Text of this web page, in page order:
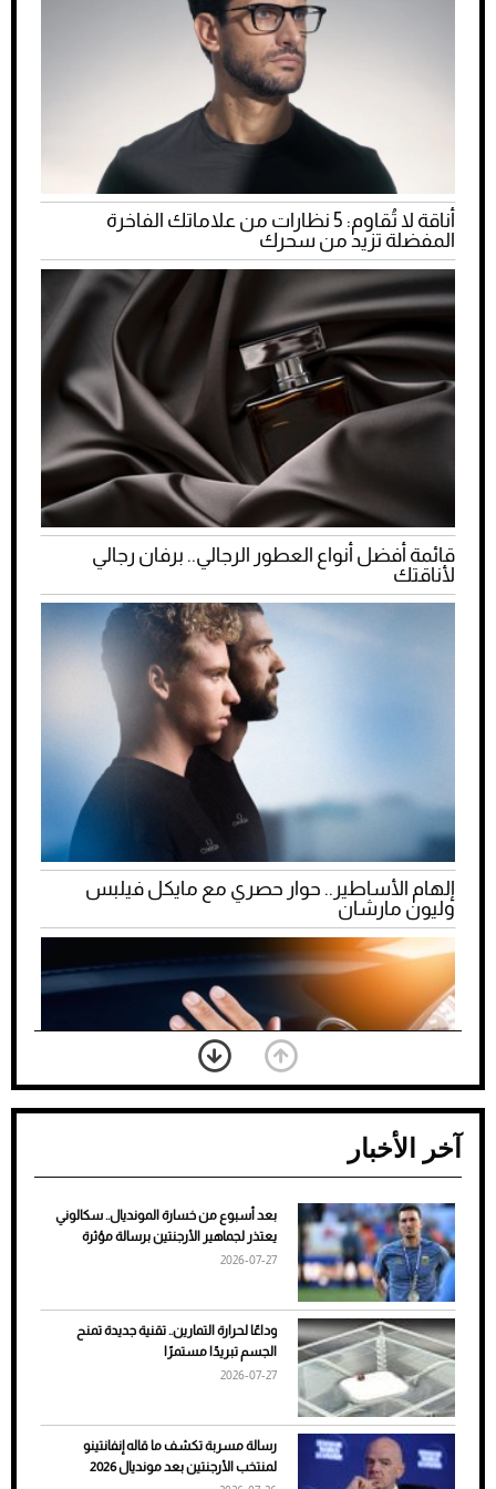
أناقة لا تُقاوم: 5 نظارات من علاماتك الفاخرة
المفضلة تزيد من سحرك
قائمة أفضل أنواع العطور الرجالي.. برفان رجالي
لأناقتك
إلهام الأساطير.. حوار حصري مع مايكل فيلبس
وليون مارشان
ضعف تبريد مكيف السيارة عند الوقوف.. أشهر
الأسباب والحلول
آخر الأخبار
بعد أسبوع من خسارة المونديال.. سكالوني
يعتذر لجماهير الأرجنتين برسالة مؤثرة
2026-07-27
وداعًا لحرارة التمارين.. تقنية جديدة تمنح
الجسم تبريدًا مستمرًا
2026-07-27
رسالة مسربة تكشف ما قاله إنفانتينو
لمنتخب الأرجنتين بعد مونديال 2026